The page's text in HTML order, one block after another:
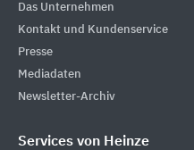
Das Unternehmen
Kontakt und Kundenservice
Presse
Mediadaten
Newsletter-Archiv
Services von Heinze